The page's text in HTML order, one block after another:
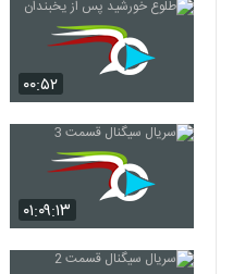
۰۰:۵۲
۰۱:۰۹:۱۳